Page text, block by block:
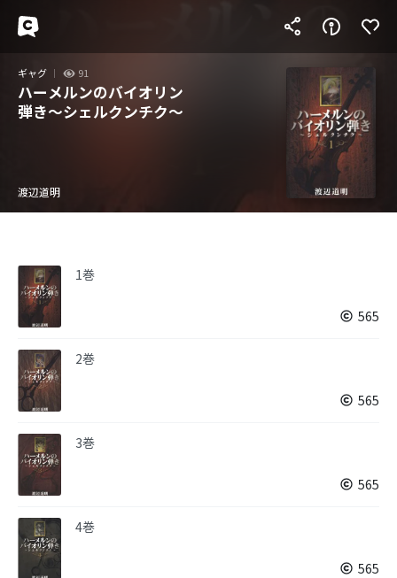
ギャグ 91
ハーメルンのバイオリン
弾き～シェルクンチク～
渡辺道明
1巻
565
2巻
565
3巻
565
4巻
565